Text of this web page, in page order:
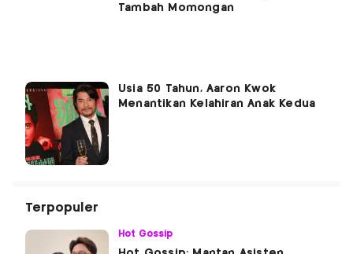
Tambah Momongan
Usia 50 Tahun, Aaron Kwok
Menantikan Kelahiran Anak Kedua
Terpopuler
Hot Gossip